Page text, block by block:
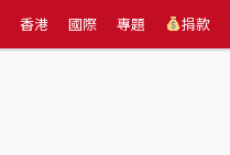
香港 國際 專題 捐款